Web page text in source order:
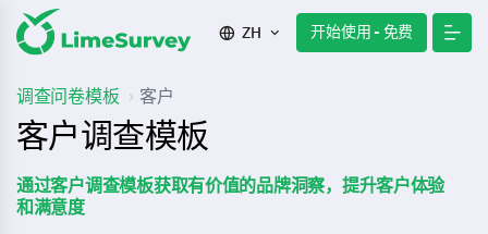
ZH 开始使用 - 免费
调查问卷模板 客户
客户调查模板
通过客户调查模板获取有价值的品牌洞察，提升客户体验
和满意度